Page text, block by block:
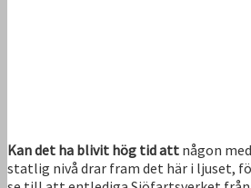
Kan det ha blivit hög tid att någon
statlig nivå drar fram det här i ljuset,